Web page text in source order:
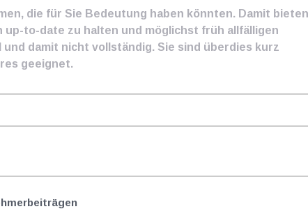
die für Sie Bedeutung haben könnten. Damit
up-to-date zu halten und möglichst früh allfälligen
damit nicht vollständig. Sie sind überdies kurz
geeignet.